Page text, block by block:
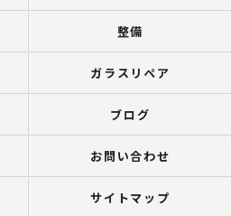
整備
ガラスリペア
ブログ
お問い合わせ
サイトマップ